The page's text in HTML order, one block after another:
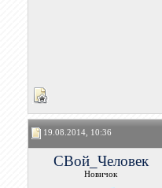
19.08.2014, 10:36
СВой_Человек
Новичок